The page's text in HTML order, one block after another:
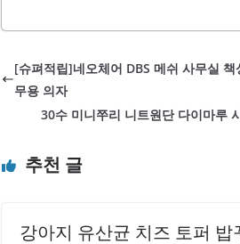
지지력이 우수하며, 사용 중 소음이
면 환경을 제공합니다.설치 과정이
에 의해 신속하게 조립이 이루어지며,
서비스가 인상적입니다. 또한, 침대
다. 고무나무의 특성상 자연적인 나
로 가족 모두가 안심하고 사용할 수
[슈펴적립]네오체어 DBS 메쉬 사무실
무용 의자
30수 미니쭈리 니트원단 다이마루
추천 글
강아지 유산균 치즈 토퍼 밥